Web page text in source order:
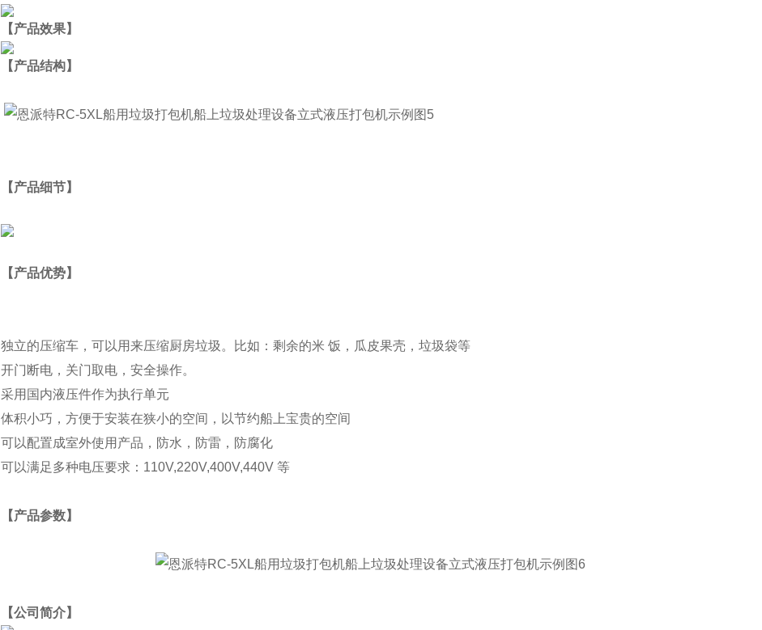
【产品效果】
【产品结构】
【产品细节】
【产品优势】
独立的压缩车，可以用来压缩厨房垃圾。比如：剩余的米 饭，瓜皮果壳，垃圾袋等
开门断电，关门取电，安全操作。
采用国内液压件作为执行单元
体积小巧，方便于安装在狭小的空间，以节约船上宝贵的空间
可以配置成室外使用产品，防水，防雷，防腐化
可以满足多种电压要求：110V,220V,400V,440V 等
【产品参数】
【公司简介】